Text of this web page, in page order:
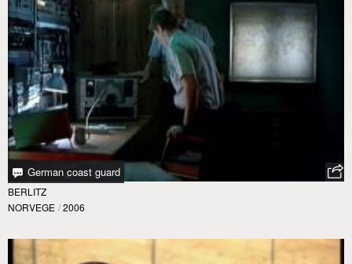
German coast guard
BERLITZ
NORVEGE / 2006